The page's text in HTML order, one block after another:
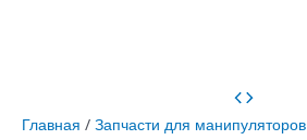
Главная / Запчасти для манипуляторов